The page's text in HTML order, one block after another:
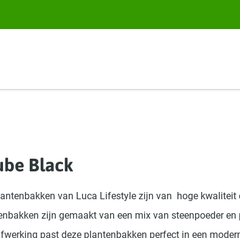
Black
van Luca Lifestyle zijn van hoge kwaliteit
zijn gemaakt van een mix van steenpoeder en
past deze plantenbakken perfect in een